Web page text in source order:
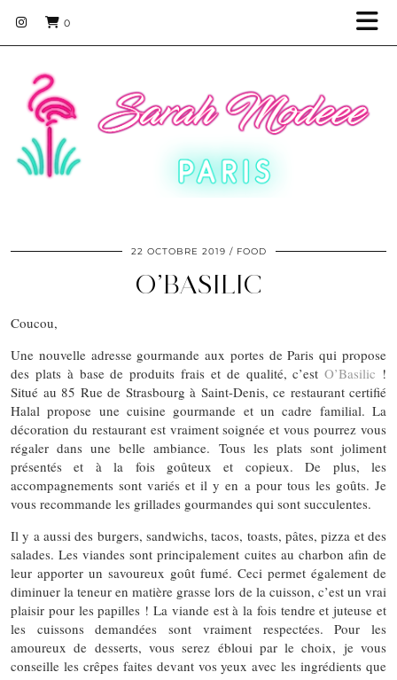
0
22 OCTOBRE 2019 FOOD
O’BASILIC
Coucou,
Une nouvelle adresse gourmande aux portes de Paris qui propose
des plats à base de produits frais et de qualité, c’estO’Basilic !
Situé au 85 Rue de Strasbourg à Saint-Denis, ce restaurant certifié
Halal propose une cuisine gourmande et un cadre familial. La
décoration du restaurant est vraiment soignée et vous pourrez vous
régaler dans une belle ambiance. Tous les plats sont joliment
présentés et à la fois goûteux et copieux. De plus, les
accompagnements sont variés et il y en a pour tous les goûts. Je
vous recommande les grillades gourmandes qui sont succulentes.
Il y a aussi des burgers, sandwichs, tacos, toasts, pâtes, pizza et des
salades. Les viandes sont principalement cuites au charbon afin de
leur apporter un savoureux goût fumé. Ceci permet également de
diminuer la teneur en matière grasse lors de la cuisson, c’est un vrai
plaisir pour les papilles ! La viande est à la fois tendre et juteuse et
les cuissons demandées sont vraiment respectées. Pour les
amoureux de desserts, vous serez ébloui par le choix, je vous
conseille les crêpes faites devant vos yeux avec les ingrédients que